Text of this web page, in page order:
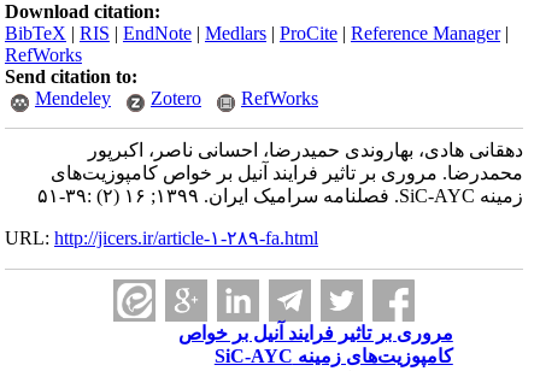
Download citation:
BibTeX |RIS |EndNote |Medlars |ProCite |Reference Manager
RefWorks
Send citation to:
Mendeley
Zotero RefWorks
دهقانی هادی، بهاروندی حمیدرضا، احسانی ناصر، اکبرپور
محمدرضا. مروری بر تاثیر فرایند آنیل بر خواص کامپوزیت‌های
زمینه SiC-AYC. فصلنامه سرامیک ایران. ۱۳۹۹; ۱۶ (۲) :۳۹-۵۱
URL:http://jicers.ir/article-۱-۲۸۹-fa.html
مروری بر تاثیر فرایند آنیل بر خواص
کامپوزیت‌های زمینه SiC-AYC